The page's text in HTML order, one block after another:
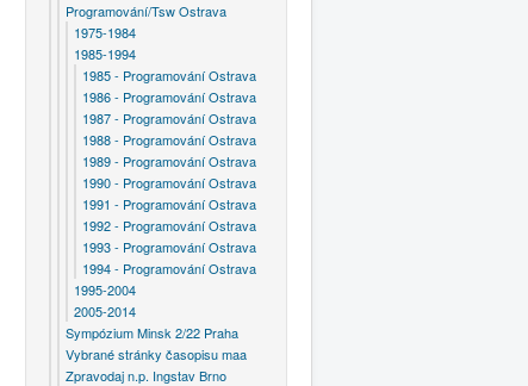
Programování/Tsw Ostrava
1975-1984
1985-1994
1985 - Programování Ostrava
1986 - Programování Ostrava
1987 - Programování Ostrava
1988 - Programování Ostrava
1989 - Programování Ostrava
1990 - Programování Ostrava
1991 - Programování Ostrava
1992 - Programování Ostrava
1993 - Programování Ostrava
1994 - Programování Ostrava
1995-2004
2005-2014
Sympózium Minsk 2/22 Praha
Vybrané stránky časopisu maa
Zpravodaj n.p. Ingstav Brno